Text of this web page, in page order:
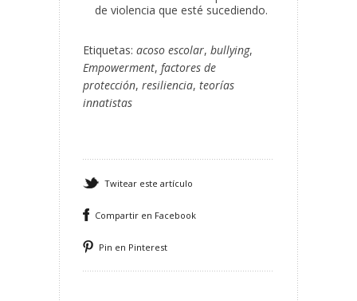
de violencia que esté sucediendo.
Etiquetas: acoso escolar, bullying,
Empowerment, factores de
protección, resiliencia, teorías
innatistas
Twitear este artículo
Compartir en Facebook
Pin en Pinterest